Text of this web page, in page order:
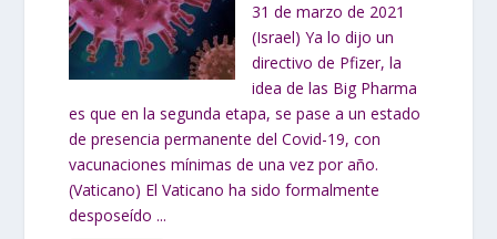
31 de marzo de 2021
(Israel) Ya lo dijo un
directivo de Pfizer, la
idea de las Big Pharma
es que en la segunda etapa, se pase a un estado
de presencia permanente del Covid-19, con
vacunaciones mínimas de una vez por año.
(Vaticano) El Vaticano ha sido formalmente
desposeído ...